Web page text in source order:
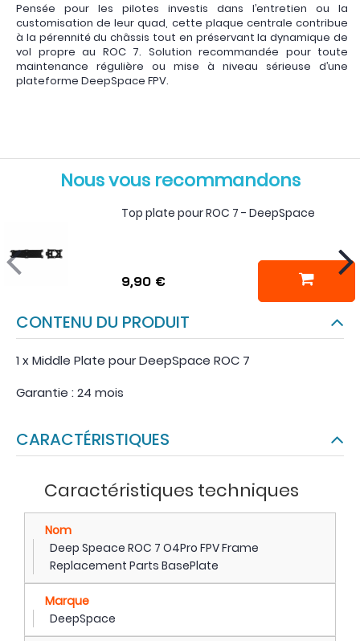
Pensée pour les pilotes investis dans l’entretien ou la
customisation de leur quad, cette plaque centrale contribue
à la pérennité du châssis tout en préservant la dynamique de
vol propre au ROC 7. Solution recommandée pour toute
maintenance régulière ou mise à niveau sérieuse d’une
plateforme DeepSpace FPV.
Nous vous recommandons
Top plate pour ROC 7 - DeepSpace
9,90 €
CONTENU DU PRODUIT
1 x Middle Plate pour DeepSpace ROC 7
Garantie : 24 mois
CARACTÉRISTIQUES
Caractéristiques techniques
Nom
Deep Speace ROC 7 O4Pro FPV Frame
Replacement Parts BasePlate
Marque
DeepSpace